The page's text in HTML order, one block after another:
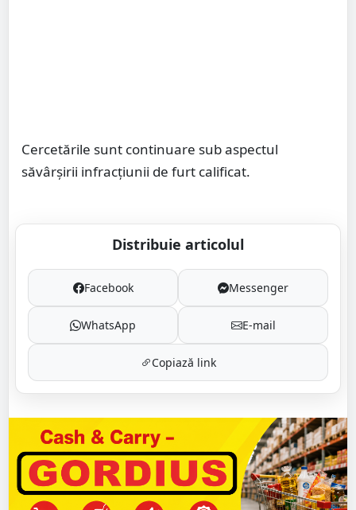
Cercetările sunt continuare sub aspectul
săvârșirii infracțiunii de furt calificat.
Distribuie articolul
Facebook Messenger
WhatsApp E-mail
Copiază link